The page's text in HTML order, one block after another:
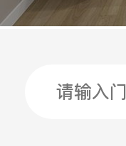
邮箱
留言